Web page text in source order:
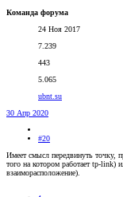
Команда форума
24 Ноя 2017
7.239
443
5.065
ubnt.su
30 Апр 2020
#20
Имеет смысл передвинуть точку,
того на котором работает tp-link)
взаиморасположение).